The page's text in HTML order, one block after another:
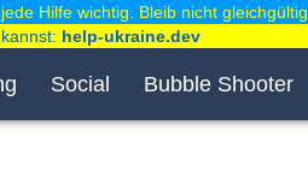
Social Bubble Shooter
Hilfe wichtig. Bleib nicht gleichgültig.
help-ukraine.dev